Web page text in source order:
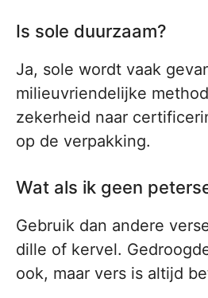
Is sole duurzaam?
Ja, sole wordt vaak
milieuvriendelijke
zekerheid naar
op de verpakking.
Wat als ik geen
Gebruik dan andere
dille of kervel.
ook, maar vers is altijd